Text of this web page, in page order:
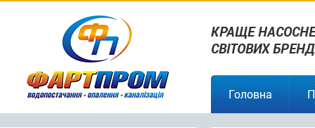
КРАЩЕ
СВІТОВИХ
Головна